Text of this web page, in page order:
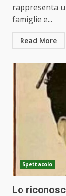
rappresenta
famiglie e...
Read More
Spettacolo
Lo